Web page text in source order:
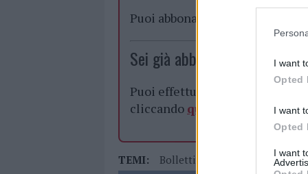
I want
Opted
I want
Opted
I want
Puoi abbonarti a
Sei già abbonato?
Puoi effettuare l'accesso
cliccando qui
TEMI: Bollettino Coronavirus